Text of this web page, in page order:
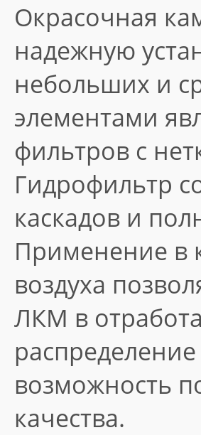
Окрасочная
надежную
небольших и
элементами
фильтров с
Гидрофильтр
каскадов и
Применение в
воздуха
ЛКМ в
возможность
качества.